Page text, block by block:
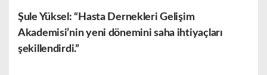
Şule Yüksel: “Hasta Dernekleri Gelişim
Akademisi’nin yeni dönemini saha ihtiyaçları
şekillendirdi.”